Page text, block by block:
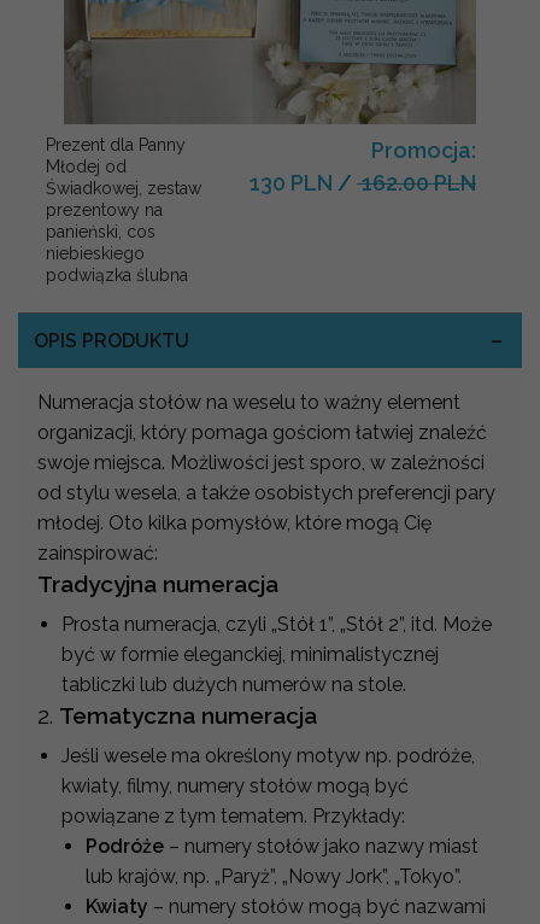
Prezent dla Panny
Młodej od
Świadkowej, zestaw
prezentowy na
panieński, cos
niebieskiego
podwiązka ślubna
Promocja:
130 PLN / 162.00 PLN
OPIS PRODUKTU
Numeracja stołów na weselu to ważny element
organizacji, który pomaga gościom łatwiej znaleźć
swoje miejsca. Możliwości jest sporo, w zależności
od stylu wesela, a także osobistych preferencji pary
młodej. Oto kilka pomysłów, które mogą Cię
zainspirować:
Tradycyjna numeracja
Prosta numeracja, czyli „Stół 1”, „Stół 2”, itd. Może
być w formie eleganckiej, minimalistycznej
tabliczki lub dużych numerów na stole.
2. Tematyczna numeracja
Jeśli wesele ma określony motyw np. podróże,
kwiaty, filmy, numery stołów mogą być
powiązane z tym tematem. Przykłady:
Podróże – numery stołów jako nazwy miast
lub krajów, np. „Paryż”, „Nowy Jork”, „Tokyo”.
Kwiaty – numery stołów mogą być nazwami